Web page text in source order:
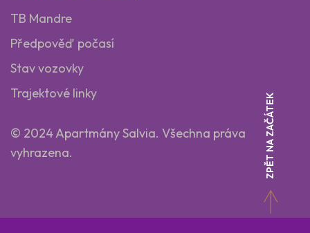
TB Mandre
Předpověď počasí
Stav vozovky
Trajektové linky
© 2024 Apartmány Salvia. Všechna práva
vyhrazena.
ZPĚT NA ZAČÁTEK